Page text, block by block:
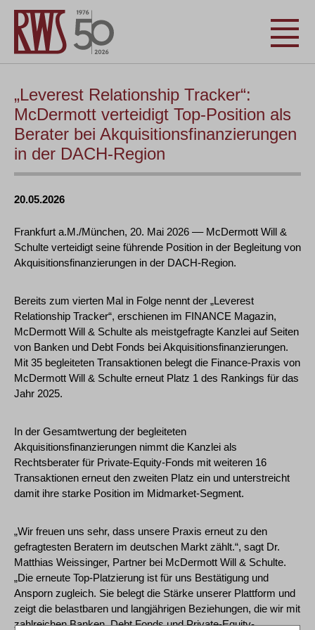
„Leverest Relationship Tracker“:
McDermott verteidigt Top-Position als
Berater bei Akquisitionsfinanzierungen
in der DACH-Region
20.05.2026
Frankfurt a.M./München, 20. Mai 2026 –– McDermott Will &
Schulte verteidigt seine führende Position in der Begleitung von
Akquisitionsfinanzierungen in der DACH-Region.
Bereits zum vierten Mal in Folge nennt der „Leverest
Relationship Tracker“, erschienen im FINANCE Magazin,
McDermott Will & Schulte als meistgefragte Kanzlei auf Seiten
von Banken und Debt Fonds bei Akquisitionsfinanzierungen.
Mit 35 begleiteten Transaktionen belegt die Finance-Praxis von
McDermott Will & Schulte erneut Platz 1 des Rankings für das
Jahr 2025.
In der Gesamtwertung der begleiteten
Akquisitionsfinanzierungen nimmt die Kanzlei als
Rechtsberater für Private-Equity-Fonds mit weiteren 16
Transaktionen erneut den zweiten Platz ein und unterstreicht
damit ihre starke Position im Midmarket-Segment.
„Wir freuen uns sehr, dass unsere Praxis erneut zu den
gefragtesten Beratern im deutschen Markt zählt.“, sagt Dr.
Matthias Weissinger, Partner bei McDermott Will & Schulte.
„Die erneute Top-Platzierung ist für uns Bestätigung und
Ansporn zugleich. Sie belegt die Stärke unserer Plattform und
zeigt die belastbaren und langjährigen Beziehungen, die wir mit
zahlreichen Banken, Debt Fonds und Private-Equity-